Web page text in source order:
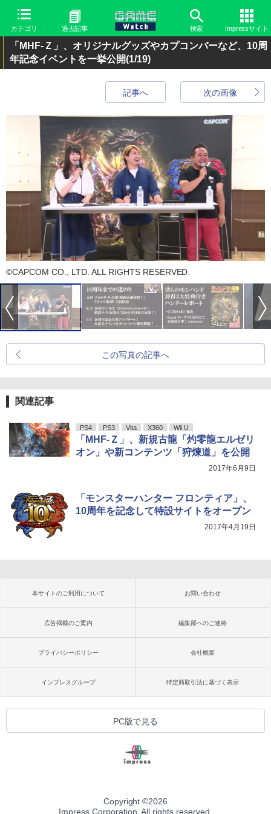
カテゴリ 過去記事 検索 Impressサイト
「MHF-Ｚ」、オリジナルグッズやカプコンバーなど、10周
年記念イベントを一挙公開(1/19)
次の画像
記事へ
©CAPCOM CO., LTD. ALL RIGHTS RESERVED.
この写真の記事へ
関連記事
PS4 PS3 Vita X360 Wii U
「MHF-Ｚ」、新規古龍「灼零龍エルゼリ
オン」や新コンテンツ「狩煉道」を公開
2017年6月9日
「モンスターハンター フロンティア」、
10周年を記念して特設サイトをオープン
2017年4月19日
本サイトのご利用について お問い合わせ
広告掲載のご案内 編集部へのご連絡
プライバシーポリシー 会社概要
インプレスグループ 特定商取引法に基づく表示
PC版で見る
Copyright ©2026
Impress Corporation. All rights reserved.